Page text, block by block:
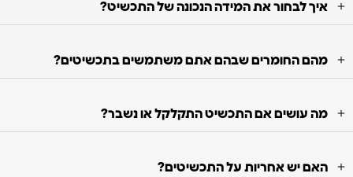
איך לבחור את המידה הנכונה של התכשיט?
מהם החומרים שבהם אתם משתמשים בתכשיטים?
מה עושים אם התכשיט התקלקל או נשבר?
האם יש אחריות על התכשיטים?